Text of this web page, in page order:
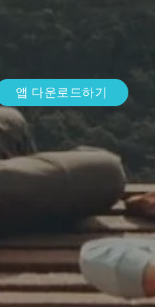
앱 다운로드하기